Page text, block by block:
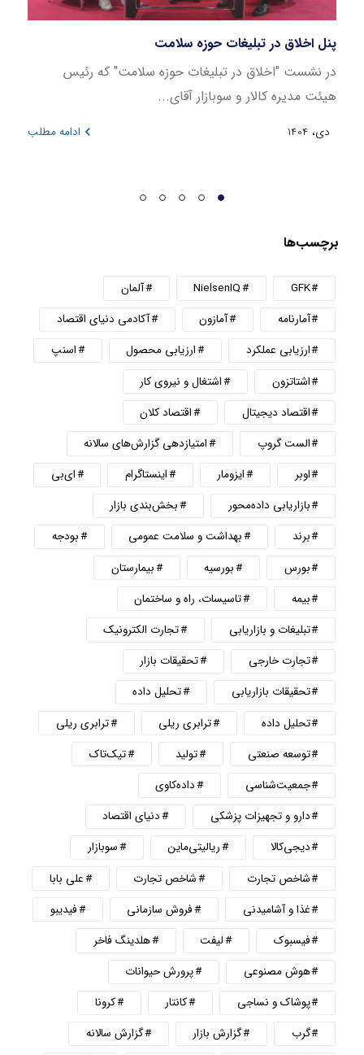
پنل اخلاق در تبلیغات حوزه سلامت
در نشست "اخلاق در تبلیغات حوزه سلامت" که رئیس
هیئت مدیره کالار و سوبازار آقای...
دی، 1404 ادامه مطلب
برچسب‌ها
GFK
NielsenIQ
آلمان
آمارنامه
آمازون
آکادمی دنیای اقتصاد
ارزیابی عملکرد
ارزیابی محصول
اسنپ
اشتاتزون
اشتغال و نیروی کار
اقتصاد دیجیتال
اقتصاد کلان
الست گروپ
امتیازدهی گزارش‌های سالانه
اوبر
ایزومار اینستاگرام
ای‌بی
بازاریابی داده‌محور
بخش‌بندی بازار
برند
بهداشت و سلامت عمومی
بودجه
بورس
بورسیه
بیمارستان
بیمه
تاسیسات، راه و ساختمان
تبلیغات و بازاریابی
تجارت الکترونیک
تجارت خارجی
تحقیقات بازار
تحقیقات بازاریابی
تحلیل داده
تحلیل داده
ترابری ریلی
ترابری ریلی
توسعه صنعتی
تولید
تیک‌تاک
جمعیت‌شناسی
داده‌کاوی
دارو و تجهیزات پزشکی
دنیای اقتصاد
دیجی‌کالا
ریالیتی‌ماین
سوبازار
شاخص تجارت
شاخص تجارت
علی بابا
غذا و آشامیدنی
فروش سازمانی
فیدیبو
فیسبوک
لیفت
هلدینگ فاخر
هوش مصنوعی
پرورش حیوانات
پوشاک و نساجی
کانتار
کرونا
گرب
گزارش بازار
گزارش سالانه